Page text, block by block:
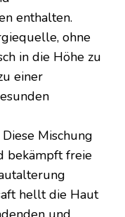
enthalten.
ohne
in die Höhe zu
einer
Mischung
bekämpft freie
hellt die Haut